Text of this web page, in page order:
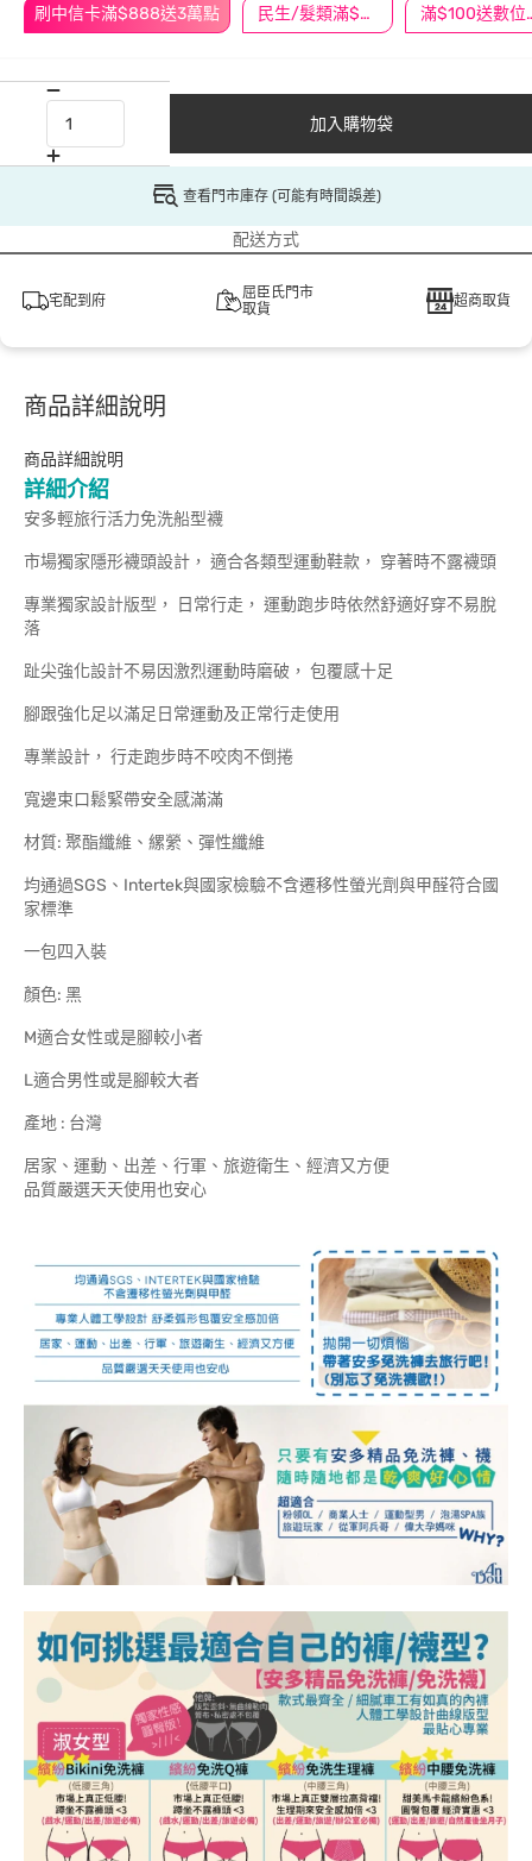
刷中信卡滿$888送3萬點 民生/髮類滿$388送舒潔冰巾 滿
加入購物袋
查看門市庫存 (可能有時間誤差)
配送方式
宅配到府
屈臣氏門市
取貨
超商取貨
商品詳細說明
商品詳細說明
詳細介紹
安多輕旅行活力免洗船型襪
市場獨家隱形襪頭設計， 適合各類型運動鞋款， 穿著時不露襪頭
專業獨家設計版型， 日常行走， 運動跑步時依然舒適好穿不易脫
落
趾尖強化設計不易因激烈運動時磨破， 包覆感十足
腳跟強化足以滿足日常運動及正常行走使用
專業設計， 行走跑步時不咬肉不倒捲
寬邊束口鬆緊帶安全感滿滿
材質: 聚酯纖維、縲縈、彈性纖維
均通過SGS、Intertek與國家檢驗不含遷移性螢光劑與甲醛符合國
家標準
一包四入裝
顏色: 黑
M適合女性或是腳較小者
L適合男性或是腳較大者
產地 : 台灣
居家、運動、出差、行軍、旅遊衛生、經濟又方便
品質嚴選天天使用也安心